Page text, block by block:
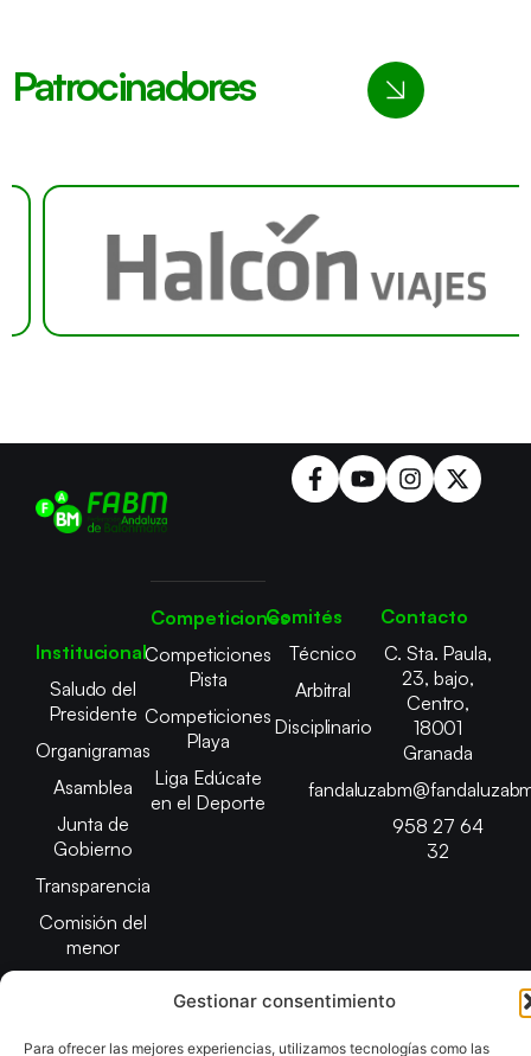
Gestionar consentimiento
Para ofrecer las mejores experiencias, utilizamos tecnologías como las
Patrocinadores
Institucional
Saludo del
Presidente
Organigramas
Asamblea
Junta de
Gobierno
Transparencia
Comisión del
menor
Competiciones
Competiciones
Pista
Competiciones
Playa
Liga Edúcate
en el Deporte
Comités
Técnico
Arbitral
Disciplinario
Contacto
C. Sta. Paula,
23, bajo,
Centro,
18001
Granada
958 27 64
32